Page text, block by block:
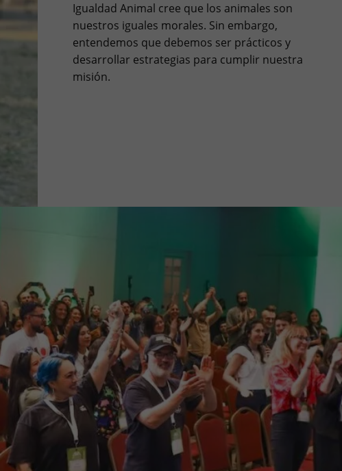
Igualdad Animal cree que los animales son
nuestros iguales morales. Sin embargo,
entendemos que debemos ser prácticos y
desarrollar estrategias para cumplir nuestra
misión.